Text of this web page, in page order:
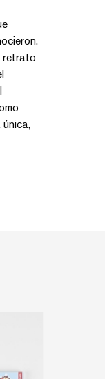
retrato